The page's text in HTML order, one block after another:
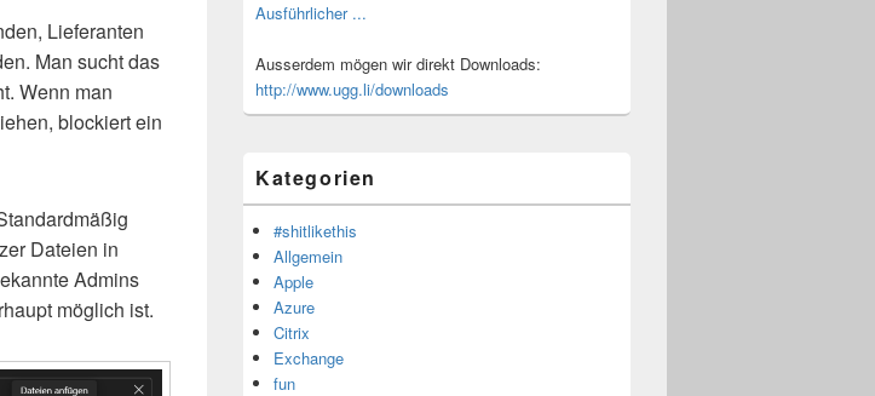
Lieferanten
Man sucht das
Wenn man
blockiert ein
Dateien in
Admins
möglich ist.
Ausführlicher ...
Ausserdem mögen wir direkt Downloads:
http://www.ugg.li/downloads
Kategorien
#shitlikethis
Allgemein
Apple
Azure
Citrix
Exchange
fun